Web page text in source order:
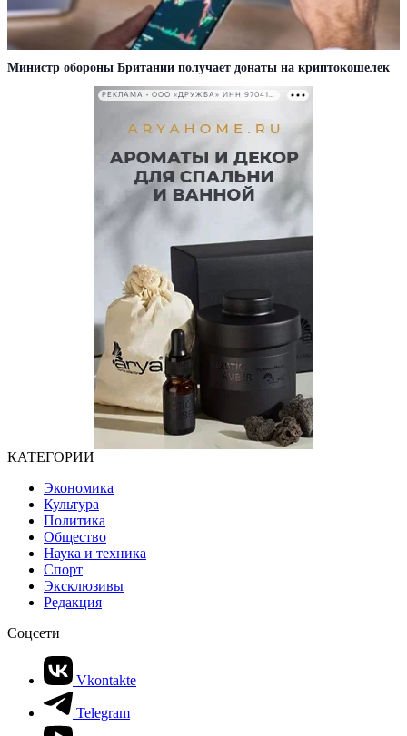
Министр обороны Британии получает донаты на криптокошелек
РЕКЛАМА • ООО «ДРУЖБА» ИНН 9704146411
КАТЕГОРИИ
Экономика
Культура
Политика
Общество
Наука и техника
Спорт
Эксклюзивы
Редакция
Соцсети
Vkontakte
Telegram